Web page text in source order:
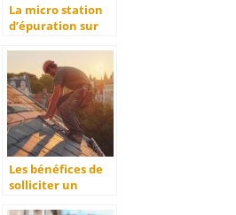
La micro station
d’épuration sur
optimiser votre
projet
d’assainissement
Les bénéfices de
solliciter un